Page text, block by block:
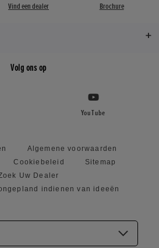
Vind een dealer Brochure
Volg ons op
YouTube
Algemene voorwaarden
Cookiebeleid
Sitemap
Uw Dealer
indienen van ideeën